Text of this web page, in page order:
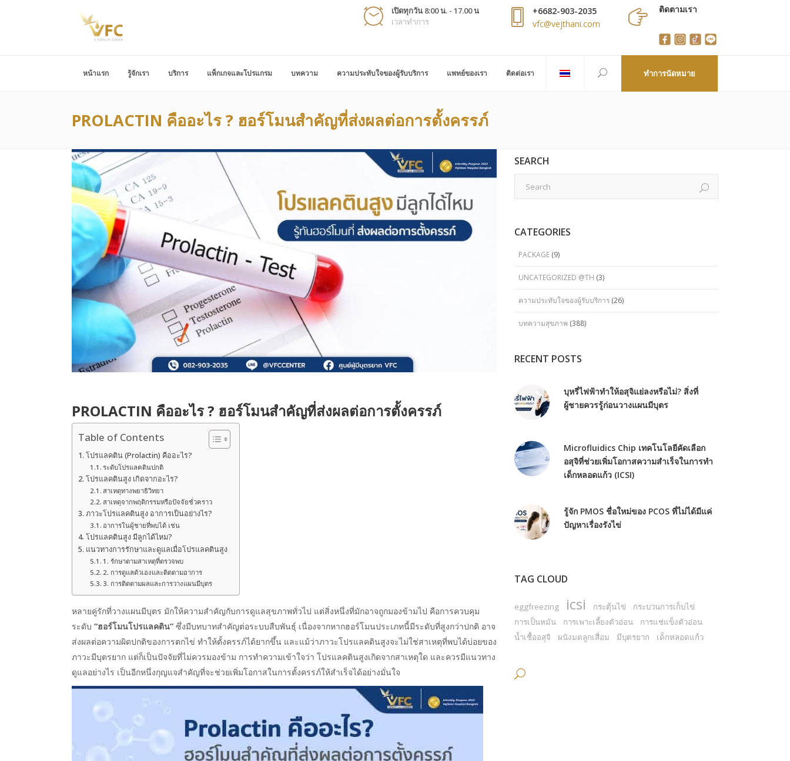
เปิดทุกวัน 8:00 น. - 17.00 น
เวลาทำการ
+6682-903-2035
vfc@vejthani.com
ติดตามเรา
หน้าแรก รู้จักเรา บริการ แพ็กเกจและโปรแกรม บทความ ความประทับใจของผู้รับบริการ แพทย์ของเรา ติดต่อเรา ทำการนัดหมาย
PROLACTIN คืออะไร ? ฮอร์โมนสำคัญที่ส่งผลต่อการตั้งครรภ์
PROLACTIN คืออะไร ? ฮอร์โมนสำคัญที่ส่งผลต่อการตั้งครรภ์
Table of Contents
โปรแลคติน (Prolactin) คืออะไร?
ระดับโปรแลคตินปกติ
โปรแลคตินสูง เกิดจากอะไร?
สาเหตุทางพยาธิวิทยา
สาเหตุจากพฤติกรรมหรือปัจจัยชั่วคราว
ภาวะโปรแลคตินสูง อาการเป็นอย่างไร?
อาการในผู้ชายที่พบได้ เช่น
โปรแลคตินสูง มีลูกได้ไหม?
แนวทางการรักษาและดูแลเมื่อโปรแลคตินสูง
1. รักษาตามสาเหตุที่ตรวจพบ
2. การดูแลตัวเองและติดตามอาการ
3. การติดตามผลและการวางแผนมีบุตร
หลายคู่รักที่วางแผนมีบุตร มักให้ความสำคัญกับการดูแลสุขภาพทั่วไป แต่สิ่งหนึ่งที่มักอาจถูกมองข้ามไป คือการควบคุม
ระดับ “ฮอร์โมนโปรแลคติน” ซึ่งมีบทบาทสำคัญต่อระบบสืบพันธุ์ เนื่องจากหากฮอร์โมนประเภทนี้มีระดับที่สูงกว่าปกติ อาจ
ส่งผลต่อความผิดปกติของการตกไข่ ทำให้ตั้งครรภ์ได้ยากขึ้น และแม้ว่าภาวะโปรแลคตินสูงจะไม่ใช่สาเหตุที่พบได้บ่อยของ
ภาวะมีบุตรยาก แต่ก็เป็นปัจจัยที่ไม่ควรมองข้าม การทำความเข้าใจว่า โปรแลคตินสูงเกิดจากสาเหตุใด และควรมีแนวทาง
ดูแลอย่างไร เป็นอีกหนึ่งกุญแจสำคัญที่จะช่วยเพิ่มโอกาสในการตั้งครรภ์ให้สำเร็จได้อย่างมั่นใจ
SEARCH
CATEGORIES
PACKAGE (9)
UNCATEGORIZED @TH (3)
ความประทับใจของผู้รับบริการ (26)
บทความสุขภาพ (388)
RECENT POSTS
บุหรี่ไฟฟ้าทำให้อสุจิแย่ลงหรือไม่? สิ่งที่
ผู้ชายควรรู้ก่อนวางแผนมีบุตร
Microfluidics Chip เทคโนโลยีคัดเลือก
อสุจิที่ช่วยเพิ่มโอกาสความสำเร็จในการทำ
เด็กหลอดแก้ว (ICSI)
รู้จัก PMOS ชื่อใหม่ของ PCOS ที่ไม่ได้มีแค่
ปัญหาเรื่องรังไข่
TAG CLOUD
eggfreezing icsi กระตุ้นไข่
กระบวนการเก็บไข่
การเป็นหมัน
การเพาะเลี้ยงตัวอ่อน
การแช่แข็งตัวอ่อน
น้ำเชื้ออสุจิ
ผนังมดลูกเสื่อม มีบุตรยาก เด็กหลอดแก้ว